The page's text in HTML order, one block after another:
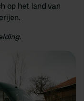
op het land van